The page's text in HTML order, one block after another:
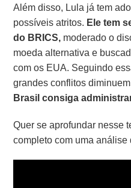
Além disso, Lula já tem
possíveis atritos. Ele tem
do BRICS, moderado o
moeda alternativa e
com os EUA. Seguindo
grandes conflitos
Brasil consiga
Quer se aprofundar nesse
completo com uma análise